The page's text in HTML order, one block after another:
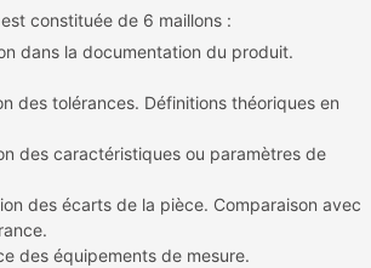
constituée de 6 maillons :
dans la documentation du produit.
des tolérances. Définitions théoriques en
des caractéristiques ou paramètres de
des écarts de la pièce. Comparaison avec
des équipements de mesure.